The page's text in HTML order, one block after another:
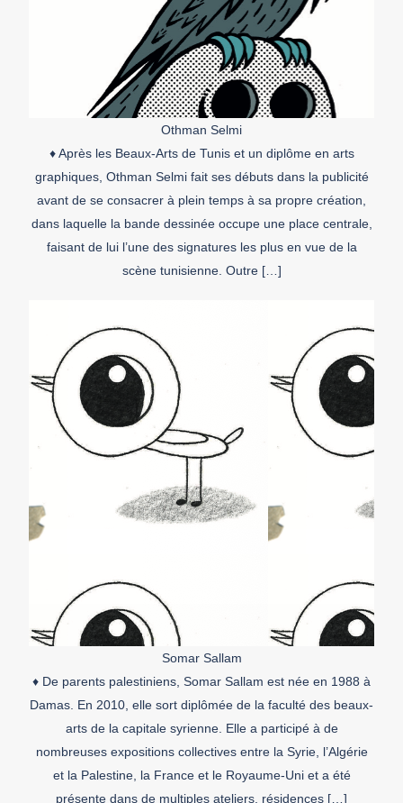
Othman Selmi
♦ Après les Beaux-Arts de Tunis et un diplôme en arts
graphiques, Othman Selmi fait ses débuts dans la publicité
avant de se consacrer à plein temps à sa propre création,
dans laquelle la bande dessinée occupe une place centrale,
faisant de lui l’une des signatures les plus en vue de la
scène tunisienne. Outre […]
Somar Sallam
♦ De parents palestiniens, Somar Sallam est née en 1988 à
Damas. En 2010, elle sort diplômée de la faculté des beaux-
arts de la capitale syrienne. Elle a participé à de
nombreuses expositions collectives entre la Syrie, l’Algérie
et la Palestine, la France et le Royaume-Uni et a été
présente dans de multiples ateliers, résidences […]